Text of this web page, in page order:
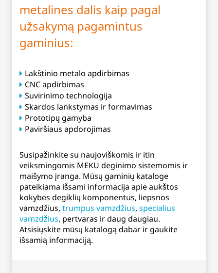
metalines dalis kaip pagal
užsakymą pagamintus
gaminius:
Lakštinio metalo apdirbimas
CNC apdirbimas
Suvirinimo technologija
Skardos lankstymas ir formavimas
Prototipų gamyba
Paviršiaus apdorojimas
Susipažinkite su naujoviškomis ir itin
veiksmingomis MEKU deginimo sistemomis ir
maišymo įranga. Mūsų gaminių kataloge
pateikiama išsami informacija apie aukštos
kokybės degiklių komponentus, liepsnos
vamzdžius, trumpus vamzdžius, specialius
vamzdžius, pertvaras ir daug daugiau.
Atsisiųskite mūsų katalogą dabar ir gaukite
išsamią informaciją.